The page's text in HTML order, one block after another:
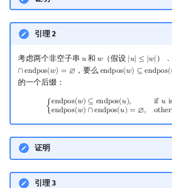
引理 2
考虑两个非空子串 𝑢
u和 𝑤
w（假设 |𝑢| ≤ |𝑤|
|u ≤| w| ）
∩endpos(𝑤) = ∅，要么 endpos(𝑤) ⊆ endpos(
endpos(w ⊆ endpos(
的一个后缀：
{endpos(𝑤) ⊆ endpos(𝑢), if 𝑢 i
endpos(𝑤) ∩endpos(𝑢) = ∅, other
(w)⊆endpos(u ),ifuis a suffix ofw ,
证明
引理 3